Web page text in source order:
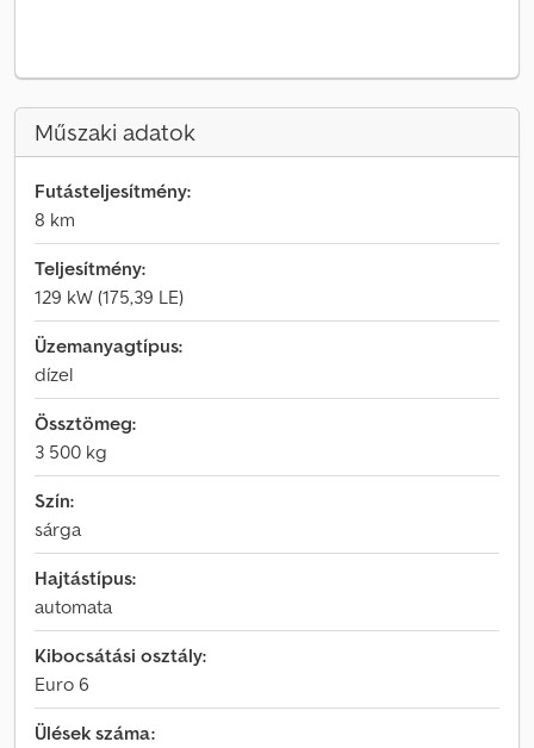
Műszaki adatok
Futásteljesítmény:
8 km
Teljesítmény:
129 kW (175,39 LE)
Üzemanyagtípus:
dízel
Össztömeg:
3 500 kg
Szín:
sárga
Hajtástípus:
automata
Kibocsátási osztály:
Euro 6
Ülések száma: